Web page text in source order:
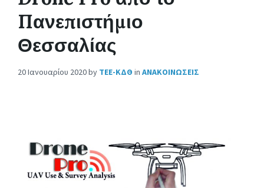
Πανεπιστήμιο
Θεσσαλίας
20 Ιανουαρίου 2020by ΤΕΕ-ΚΔΘ in ΑΝΑΚΟΙΝΩΣΕΙΣ